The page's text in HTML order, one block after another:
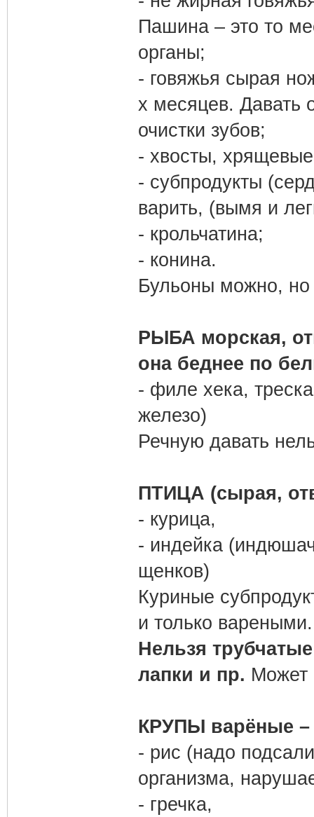
Пашина – это то
органы;
- говяжья сырая
х месяцев. Давать
очистки зубов;
- хвосты,
- субпродукты
варить, (вымя и
- крольчатина;
- конина.
Бульоны можно, но
РЫБА морская,
она беднее по
- филе хека,
железо)
Речную давать
ПТИЦА (сырая,
- курица,
- индейка
щенков)
Куриные
и только вареными.
Нельзя
лапки и пр. Может
КРУПЫ варёные –
- рис (надо
организма,
- гречка,